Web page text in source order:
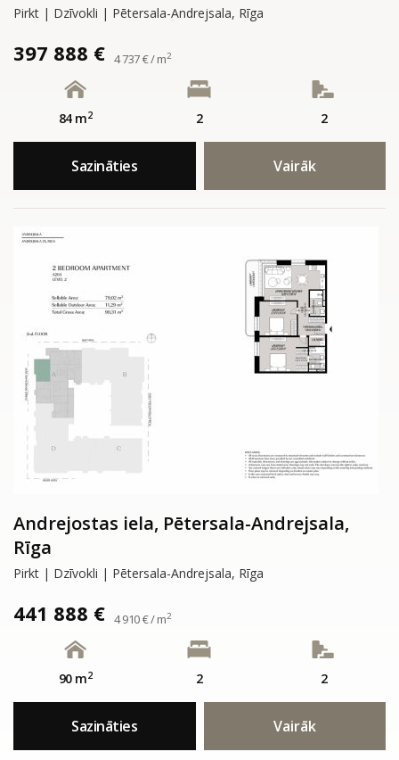
Pirkt | Dzīvokli | Pētersala-Andrejsala, Rīga
397 888 € 4 737 € / m2
84 m2 2 2
Sazināties Vairāk
Andrejostas iela, Pētersala-Andrejsala,
Rīga
Pirkt | Dzīvokli | Pētersala-Andrejsala, Rīga
441 888 € 4 910 € / m2
90 m2 2 2
Sazināties Vairāk